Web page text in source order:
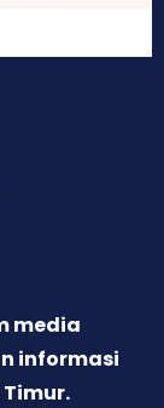
media
informasi